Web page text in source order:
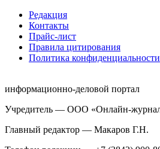
Редакция
Контакты
Прайс-лист
Правила цитирования
Политика конфиденциальности
информационно-деловой портал
Учредитель — ООО «Онлайн-
Главный редактор — Макаров Г.Н.